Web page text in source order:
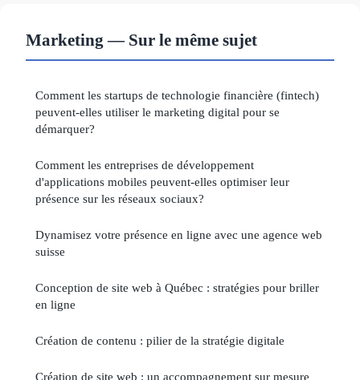
Marketing — Sur le même sujet
Comment les startups de technologie financière (fintech)
peuvent-elles utiliser le marketing digital pour se
démarquer?
Comment les entreprises de développement
d'applications mobiles peuvent-elles optimiser leur
présence sur les réseaux sociaux?
Dynamisez votre présence en ligne avec une agence web
suisse
Conception de site web à Québec : stratégies pour briller
en ligne
Création de contenu : pilier de la stratégie digitale
Création de site web : un accompagnement sur mesure